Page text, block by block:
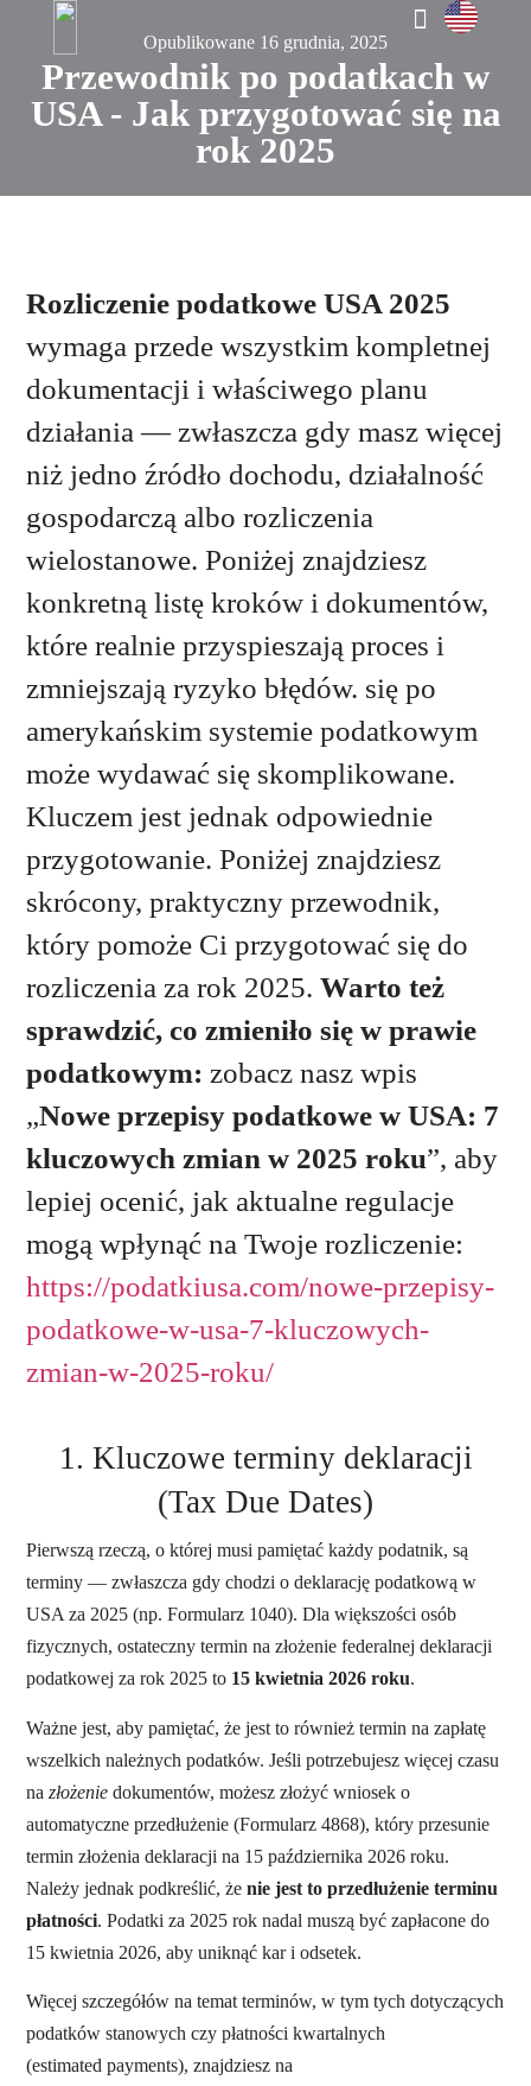
Opublikowane 16 grudnia, 2025
Przewodnik po podatkach w
USA - Jak przygotować się na
rok 2025
Rozliczenie podatkowe USA 2025
wymaga przede wszystkim kompletnej
dokumentacji i właściwego planu
działania — zwłaszcza gdy masz więcej
niż jedno źródło dochodu, działalność
gospodarczą albo rozliczenia
wielostanowe. Poniżej znajdziesz
konkretną listę kroków i dokumentów,
które realnie przyspieszają proces i
zmniejszają ryzyko błędów. się po
amerykańskim systemie podatkowym
może wydawać się skomplikowane.
Kluczem jest jednak odpowiednie
przygotowanie.Poniżej znajdziesz
skrócony, praktyczny przewodnik,
który pomoże Ci przygotować się do
rozliczenia za rok 2025. Warto też
sprawdzić, co zmieniło się w prawie
podatkowym: zobacz nasz wpis
„Nowe przepisy podatkowe w USA: 7
kluczowych zmian w 2025 roku”, aby
lepiej ocenić, jak aktualne regulacje
mogą wpłynąć na Twoje rozliczenie:
https://podatkiusa.com/nowe-przepisy-
podatkowe-w-usa-7-kluczowych-
zmian-w-2025-roku/
1. Kluczowe terminy deklaracji
(Tax Due Dates)
Pierwszą rzeczą, o której musi pamiętać każdy podatnik, są
terminy — zwłaszcza gdy chodzi o deklarację podatkową w
USA za 2025 (np. Formularz 1040).Dla większości osób
fizycznych, ostateczny termin na złożenie federalnej deklaracji
podatkowej za rok 2025 to 15 kwietnia 2026 roku.
Ważne jest, aby pamiętać, że jest to również termin na zapłatę
wszelkich należnych podatków. Jeśli potrzebujesz więcej czasu
nazłożenie dokumentów, możesz złożyć wniosek o
automatyczne przedłużenie (Formularz 4868), który przesunie
termin złożenia deklaracji na 15 października 2026 roku.
Należy jednak podkreślić, żenie jest to przedłużenie terminu
płatności. Podatki za 2025 rok nadal muszą być zapłacone do
15 kwietnia 2026, aby uniknąć kar i odsetek.
Więcej szczegółów na temat terminów, w tym tych dotyczących
podatków stanowych czy płatności kwartalnych
(estimated payments), znajdziesz na